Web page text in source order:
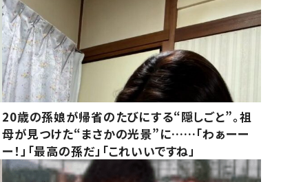
20歳の孫娘が帰省のたびにする“隠しごと”。祖
母が見つけた“まさかの光景”に……「わぁーー
ー！」「最高の孫だ」「これいいですね」